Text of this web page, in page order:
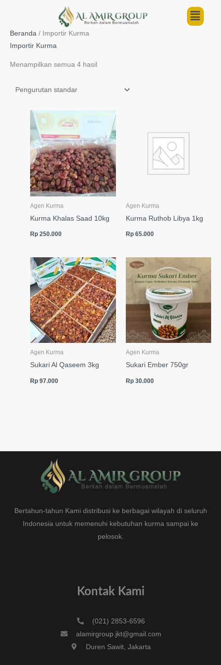
konten
Menu
Beranda / Importir Kurma
Importir Kurma
Menampilkan semua 4 hasil
Agen Kurma
Kurma Khalas Saad 10kg
Rp 250.000
Agen Kurma
Kurma Ruthob Libya 1kg
Rp65.000
Agen Kurma
Sukari Al Qaseem 3kg
Rp 97.000
Agen Kurma
Sukari Ember 750gr
Rp30.000
Bertahun-tahun Kami distribusi ke berbagai wilayah di seluruh
Indonesia untuk memenuhi kebutuhan kurma sampai ke
pelosok.
Kontak Kami
(021) 2853-6596
alamirgroup.jkt@gmail.com
Duren Sawit, Jakarta